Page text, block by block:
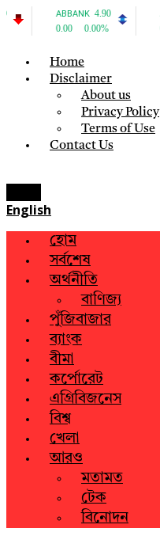
Home
Disclaimer
About us
Privacy Policy
Terms of Use
Contact Us
English
হোম
সর্বশেষ
অর্থনীতি
বাণিজ্য
পুঁজিবাজার
ব্যাংক
বীমা
কর্পোরেট
এগ্রিবিজনেস
বিশ্ব
খেলা
আরও
মতামত
টেক
বিনোদন